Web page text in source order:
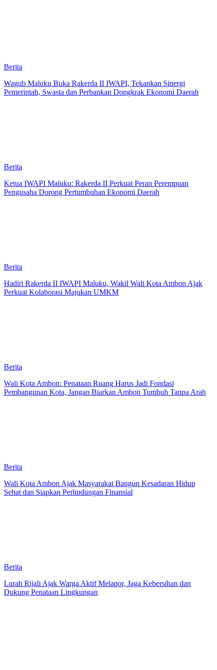
Berita
Wagub Maluku Buka Rakerda II IWAPI, Tekankan Sinergi
Pemerintah, Swasta dan Perbankan Dongkrak Ekonomi Daerah
Berita
Ketua IWAPI Maluku: Rakerda II Perkuat Peran Perempuan
Pengusaha Dorong Pertumbuhan Ekonomi Daerah
Berita
Hadiri Rakerda II IWAPI Maluku, Wakil Wali Kota Ambon Ajak
Perkuat Kolaborasi Majukan UMKM
Berita
Wali Kota Ambon: Penataan Ruang Harus Jadi Fondasi
Pembangunan Kota, Jangan Biarkan Ambon Tumbuh Tanpa Arah
Berita
Wali Kota Ambon Ajak Masyarakat Bangun Kesadaran Hidup
Sehat dan Siapkan Perlindungan Finansial
Berita
Lurah Rijali Ajak Warga Aktif Melapor, Jaga Kebersihan dan
Dukung Penataan Lingkungan